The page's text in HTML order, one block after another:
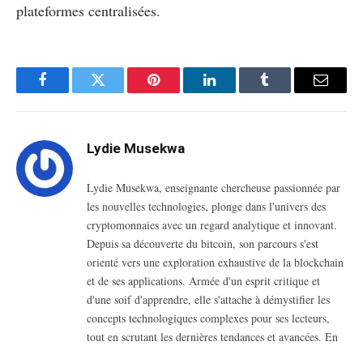
plateformes centralisées.
FacebookTwitter Pinterest LinkedInTumblr Email
Lydie Musekwa
Lydie Musekwa, enseignante chercheuse passionnée par
les nouvelles technologies, plonge dans l'univers des
cryptomonnaies avec un regard analytique et innovant.
Depuis sa découverte du bitcoin, son parcours s'est
orienté vers une exploration exhaustive de la blockchain
et de ses applications. Armée d'un esprit critique et
d'une soif d'apprendre, elle s'attache à démystifier les
concepts technologiques complexes pour ses lecteurs,
tout en scrutant les dernières tendances et avancées. En